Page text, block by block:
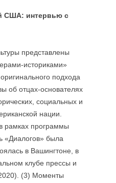
США: интервью с
представлены
историками»
подхода
об отцах-основателях
социальных и
нации.
рамках программы
«Диалогов» была
в Вашингтоне, в
клубе прессы и
(3) Моменты